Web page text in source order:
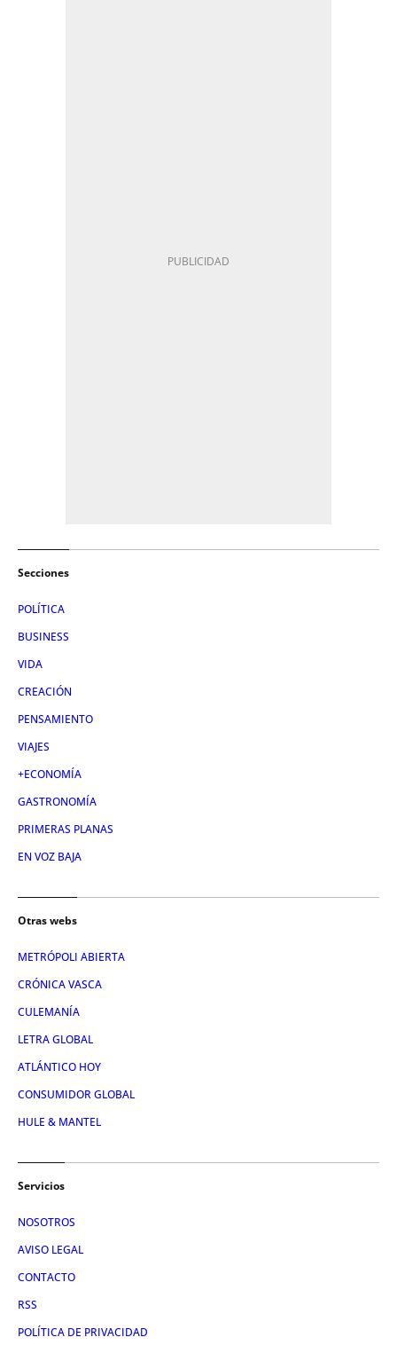
Secciones
POLÍTICA
BUSINESS
VIDA
CREACIÓN
PENSAMIENTO
VIAJES
+ECONOMÍA
GASTRONOMÍA
PRIMERAS PLANAS
EN VOZ BAJA
Otras webs
METRÓPOLI ABIERTA
CRÓNICA VASCA
CULEMANÍA
LETRA GLOBAL
ATLÁNTICO HOY
CONSUMIDOR GLOBAL
HULE & MANTEL
Servicios
NOSOTROS
AVISO LEGAL
CONTACTO
RSS
POLÍTICA DE PRIVACIDAD